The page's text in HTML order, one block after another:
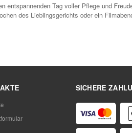
Tag voller Pflege und
des Lieblingsgerichts oder ein
SICHERE